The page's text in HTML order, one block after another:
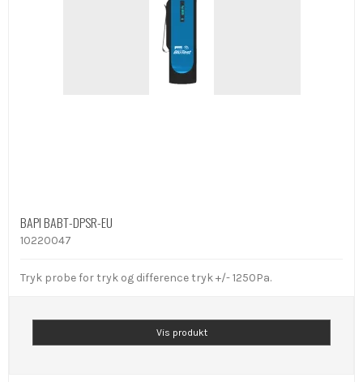
BAPI BABT-DPSR-EU
10220047
Tryk probe for tryk og difference tryk +/- 1250Pa.
Vis produkt